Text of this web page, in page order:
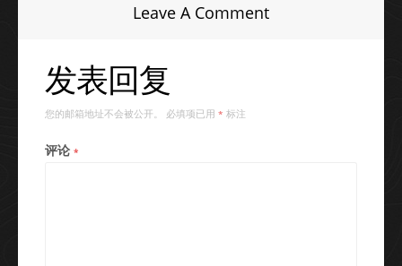
Leave A Comment
发表回复
您的邮箱地址不会被公开。 必填项已用 * 标注
评论 *